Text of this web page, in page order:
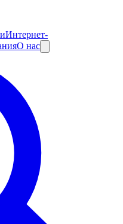
Интернет-
О нас